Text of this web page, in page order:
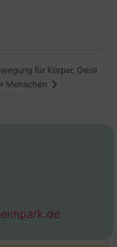
für Körper, Geist
Menschen